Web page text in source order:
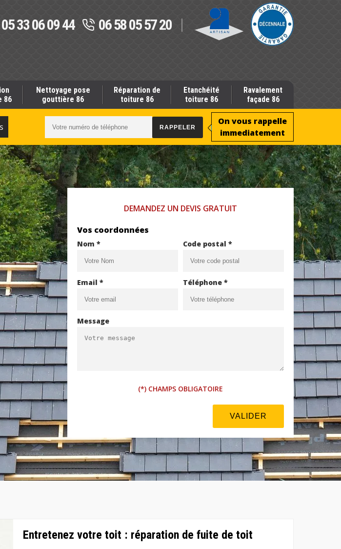
05 33 06 09 44 06 58 05 57 20
86
Nettoyage pose
gouttière 86
Réparation de
toiture 86
Etanchéité
toiture 86
Ravalement
façade 86
On vous rappelle
immediatement
DEMANDEZ UN DEVIS GRATUIT
Vos coordonnées
Nom * Code postal *
Email * Téléphone *
Message
(*) CHAMPS OBLIGATOIRE
Entretenez votre toit : réparation de fuite de toit